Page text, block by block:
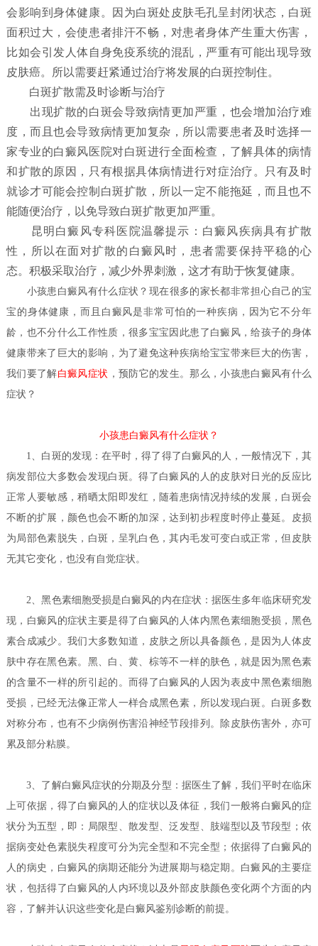
会影响到身体健康。因为白斑处皮肤毛孔呈封闭状态，白斑
面积过大，会使患者排汗不畅，对患者身体产生重大伤害，
比如会引发人体自身免疫系统的混乱，严重有可能出现导致
皮肤癌。所以需要赶紧通过治疗将发展的白斑控制住。
白斑扩散需及时诊断与治疗
出现扩散的白斑会导致病情更加严重，也会增加治疗难
度，而且也会导致病情更加复杂，所以需要患者及时选择一
家专业的白癜风医院对白斑进行全面检查，了解具体的病情
和扩散的原因，只有根据具体病情进行对症治疗。只有及时
就诊才可能会控制白斑扩散，所以一定不能拖延，而且也不
能随便治疗，以免导致白斑扩散更加严重。
昆明白癜风专科医院温馨提示：白癜风疾病具有扩散
性，所以在面对扩散的白癜风时，患者需要保持平稳的心
态。积极采取治疗，减少外界刺激，这才有助于恢复健康。
小孩患白癜风有什么症状？ 现在很多的家长都非常担心自己的宝
宝的身体健康，而且白癜风是非常可怕的一种疾病，因为它不分年
龄，也不分什么工作性质，很多宝宝因此患了白癜风，给孩子的身体
健康带来了巨大的影响，为了避免这种疾病给宝宝带来巨大的伤害，
我们要了解白癜风症状 ，预防它的发生。那么，小孩患白癜风有什么
症状？
小孩患白癜风有什么症状？
1、白斑的发现：在平时，得了得了白癜风的人，一般情况下，其
病发部位大多数会发现白斑。得了白癜风的人的皮肤对日光的反应比
正常人要敏感，稍晒太阳即发红，随着患病情况持续的发展，白斑会
不断的扩展，颜色也会不断的加深，达到初步程度时停止蔓延。皮损
为局部色素脱失，白斑，呈乳白色，其内毛发可变白或正常，但皮肤
无其它变化，也没有自觉症状。
2、黑色素细胞受损是白癜风的内在症状：据医生多年临床研究发
现，白癜风的症状主要是得了白癜风的人体内黑色素细胞受损，黑色
素合成减少。我们大多数知道，皮肤之所以具备颜色，是因为人体皮
肤中存在黑色素。黑、白、黄、棕等不一样的肤色，就是因为黑色素
的含量不一样的所引起的。而得了白癜风的人因为表皮中黑色素细胞
受损，已经无法像正常人一样合成黑色素，所以发现白斑。白斑多数
对称分布，也有不少病例伤害沿神经节段排列。除皮肤伤害外，亦可
累及部分粘膜。
3、了解白癜风症状的分期及分型：据医生了解，我们平时在临床
上可依据，得了白癜风的人的症状以及体征，我们一般将白癜风的症
状分为五型，即：局限型、散发型、泛发型、肢端型以及节段型；依
据病变处色素脱失程度可分为完全型和不完全型；依据得了白癜风的
人的病史，白癜风的病期还能分为进展期与稳定期。白癜风的主要症
状，包括得了白癜风的人内环境以及外部皮肤颜色变化两个方面的内
容，了解并认识这些变化是白癜风鉴别诊断的前提。